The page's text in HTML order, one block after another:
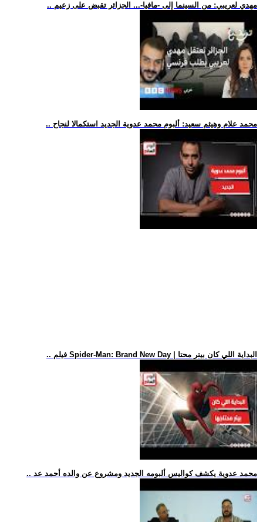
.. مهدي لعريبي: من السينما إلى -مافيا-... الجزائر تقبض على زعيم
.. محمد علام وهيثم سعيد: ألبوم محمد عدوية الجديد استكمالا لنجاح
.. فيلم Spider-Man: Brand New Day | البداية اللي كان بيتر محتا
.. محمد عدوية يكشف كواليس ألبومه الجديد ومشروع عن والده أحمد عد